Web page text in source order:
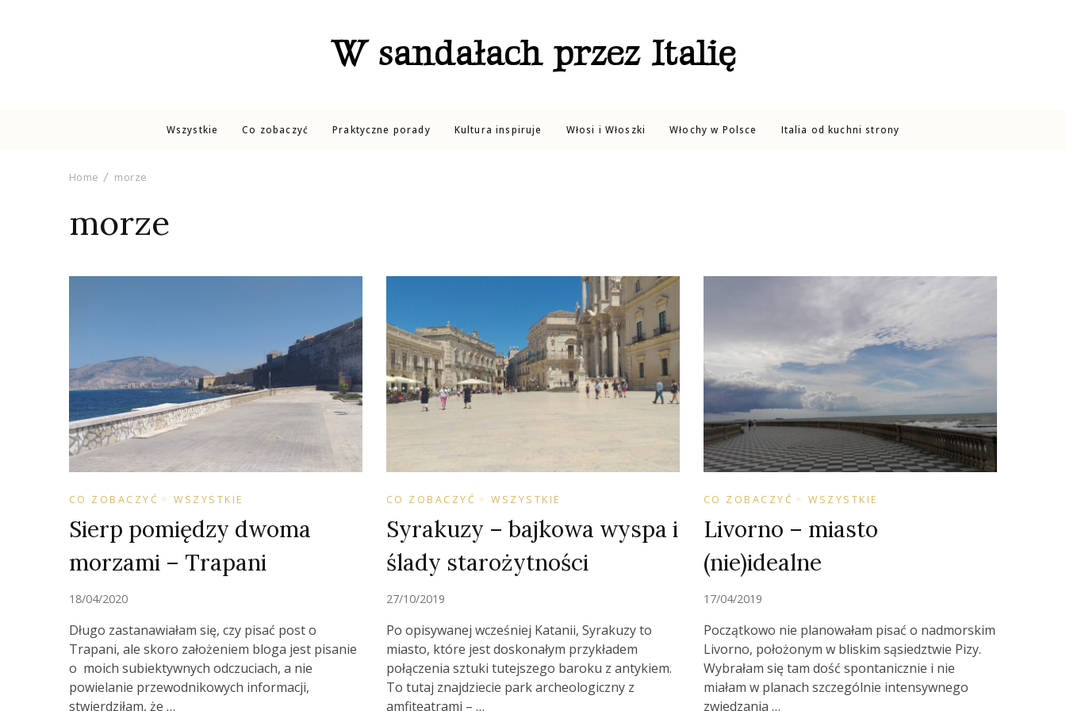
W sandałach przez Italię
Wszystkie Co zobaczyć Praktyczne porady Kultura inspiruje Włosi i Włoszki Włochy w Polsce Italia od kuchni strony
Home morze
morze
CO ZOBACZYĆ WSZYSTKIE
Sierp pomiędzy dwoma
morzami – Trapani
18/04/2020
Długo zastanawiałam się, czy pisać post o
Trapani, ale skoro założeniem bloga jest pisanie
o moich subiektywnych odczuciach, a nie
powielanie przewodnikowych informacji,
stwierdziłam, że …
CO ZOBACZYĆ WSZYSTKIE
Syrakuzy – bajkowa wyspa i
ślady starożytności
27/10/2019
Po opisywanej wcześniej Katanii, Syrakuzy to
miasto, które jest doskonałym przykładem
połączenia sztuki tutejszego baroku z antykiem.
To tutaj znajdziecie park archeologiczny z
amfiteatrami – …
CO ZOBACZYĆ WSZYSTKIE
Livorno – miasto
(nie)idealne
17/04/2019
Początkowo nie planowałam pisać o nadmorskim
Livorno, położonym w bliskim sąsiedztwie Pizy.
Wybrałam się tam dość spontanicznie i nie
miałam w planach szczególnie intensywnego
zwiedzania …